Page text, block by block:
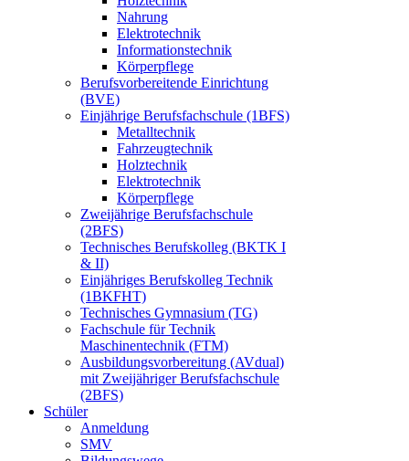
Nahrung
Elektrotechnik
Informationstechnik
Körperpflege
Berufsvorbereitende Einrichtung
(BVE)
Einjährige Berufsfachschule (1BFS)
Metalltechnik
Fahrzeugtechnik
Holztechnik
Elektrotechnik
Körperpflege
Zweijährige Berufsfachschule
(2BFS)
Technisches Berufskolleg (BKTK I
& II)
Einjähriges Berufskolleg Technik
(1BKFHT)
Technisches Gymnasium (TG)
Fachschule für Technik
Maschinentechnik (FTM)
Ausbildungsvorbereitung (AVdual)
mit Zweijähriger Berufsfachschule
(2BFS)
Schüler
Anmeldung
SMV